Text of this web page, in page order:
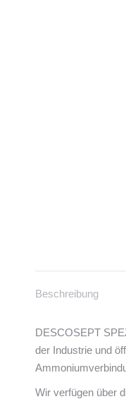
Beschreibung
DESCOSEPT
der Industrie und
Wir verfügen über